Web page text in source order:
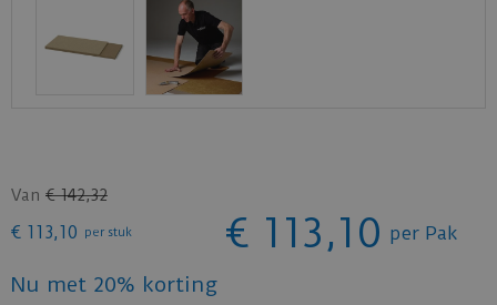
Van € 142,32
€ 113,10 per stuk € 113,10 per Pak
Nu met 20% korting